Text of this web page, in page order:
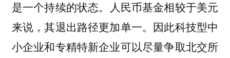
是一个持续的状态。
人民币基金相较于美元
来说，其退出路径更加单一。因此科技型中
小企业和专精特新企业可以尽量争取北交所